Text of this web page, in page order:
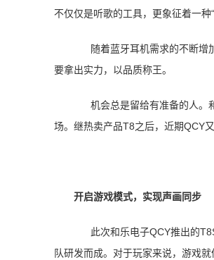
不仅仅是听歌的工具，更象征着一种“
随着蓝牙耳机需求的不断增
要拿出实力，以品质称王。
机会总是留给有准备的人。
场。继热卖产品T8之后，近期QCY
开启游戏模式，实现声画同步
此次和乐电子QCY推出的
队研发而成。对于玩家来说，游戏